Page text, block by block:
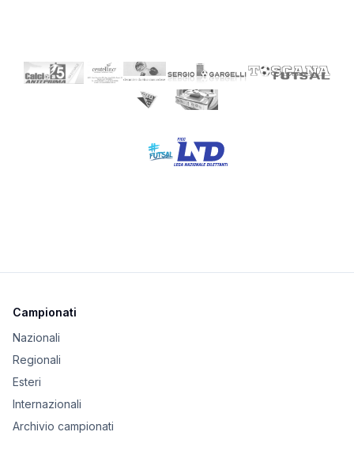
Campionati
Nazionali
Regionali
Esteri
Internazionali
Archivio campionati